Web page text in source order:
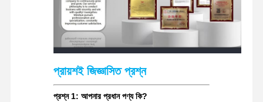
প্রায়শই জিজ্ঞাসিত প্রশ্ন
প্রশ্ন 1: আপনার প্রধান পণ্য কি?